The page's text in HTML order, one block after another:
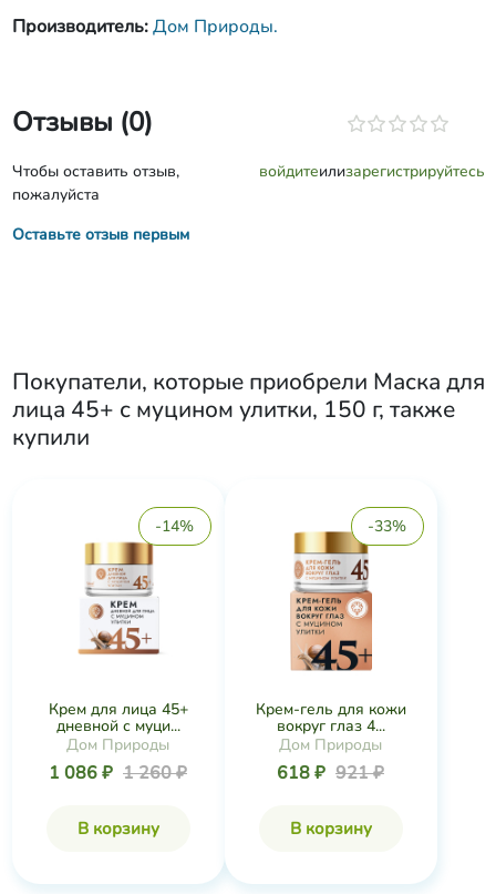
Производитель:Дом Природы.
Отзывы (0)
Чтобы оставить отзыв,
пожалуйста
войдитеилизарегистрируйтесь
Оставьте отзыв первым
Покупатели, которые приобрели Маска для
лица 45+ с муцином улитки, 150 г, также
купили
-14%
Крем для лица 45+
дневной с муци...
Дом Природы
1 086 ₽ 1 260 ₽
В корзину
-33%
Крем-гель для кожи
вокруг глаз 4...
Дом Природы
618 ₽ 921 ₽
В корзину